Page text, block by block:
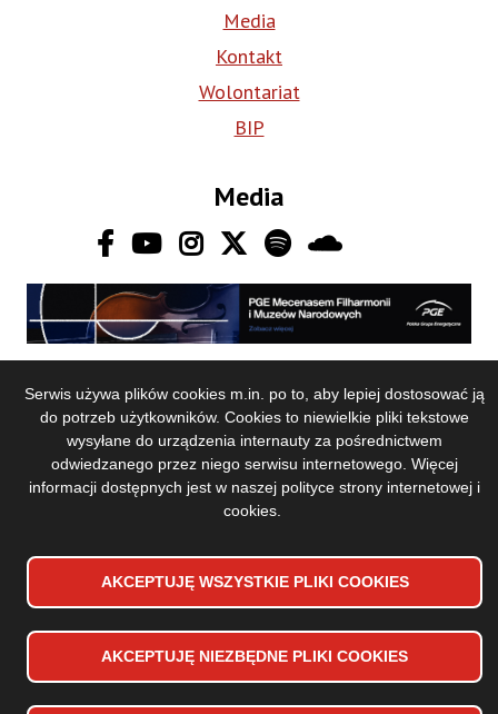
Serwis używa plików cookies m.in. po to, aby lepiej dostosować ją
do potrzeb użytkowników. Cookies to niewielkie pliki tekstowe
wysyłane do urządzenia internauty za pośrednictwem
odwiedzanego przez niego serwisu internetowego. Więcej
informacji dostępnych jest w naszej polityce strony internetowej i
cookies
AKCEPTUJĘ WSZYSTKIE PLIKI COOKIES
AKCEPTUJĘ NIEZBĘDNE PLIKI COOKIES
WYCOFAJ ZGODĘ NA PLIKI COOKIES
Media
Kontakt
Wolontariat
BIP
Media
Copyrights 2024 Toruńska Orkiestra Symfoniczna
Stopka
dolna
menu
Deklaracja dostępności
Polityka prywatności